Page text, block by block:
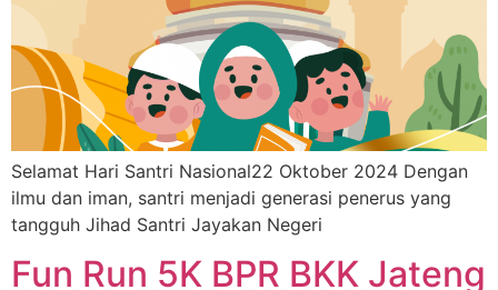
Selamat Hari Santri Nasional22 Oktober 2024 Dengan
ilmu dan iman, santri menjadi generasi penerus yang
tangguh Jihad Santri Jayakan Negeri
Fun Run 5K BPR BKK Jateng